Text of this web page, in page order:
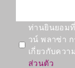
ท่านยินยอม
วน์ พลาซ่า
เกี่ยวกับควา
ส่วนตัว